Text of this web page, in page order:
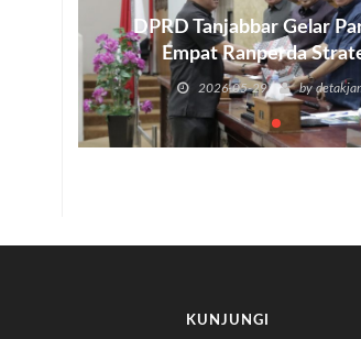
DPRD Tanjabbar Gelar
Empat Ranperda
2026-05-29 by
KUNJUNGI